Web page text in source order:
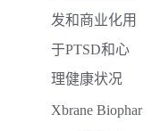
发和商业化用
于PTSD和心
理健康状况
Xbrane Biophar